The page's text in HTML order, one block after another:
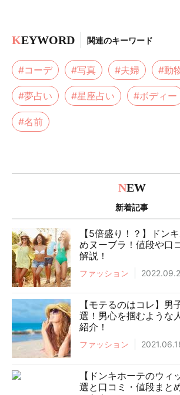
KEYWORD 関連のキーワード
#コーデ #写真 #夫婦 #動
#夢占い #星座占い #ボディー
#名前
NEW
新着記事
【5倍盛り！？】ドン
めヌーブラ！値段や口
解説！
ファッション
【モテるのはコレ】男
選！男心を掴むような
紹介！
ファッション
【ドンキホーテのウィ
選と口コミ・値段まと